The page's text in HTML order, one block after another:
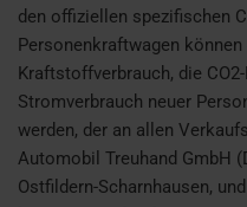
den offiziellen spezifischen
Personenkraftwagen können
Kraftstoffverbrauch, die
Stromverbrauch neuer
werden, der an allen
Automobil Treuhand GmbH
Ostfildern-Scharnhausen,